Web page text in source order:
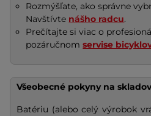
Rozmýšľate, ako správne
Navštívte nášho radcu.
Prečítajte si viac o
pozáručnomservise
Všeobecné pokyny na
Batériu (alebo celý výrobok